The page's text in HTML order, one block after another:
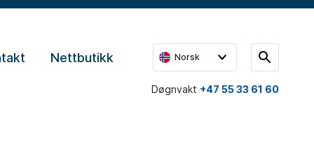
Døgnvakt +47 55 33 61 60
Nettbutikk Norsk